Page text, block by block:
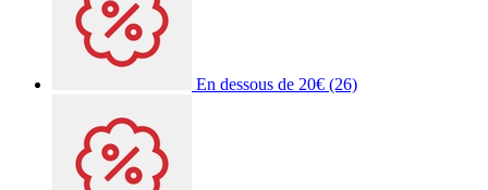
En dessous de 20€ (26)